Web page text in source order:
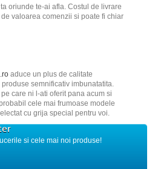
oriunde te-ai afla. Costul de livrare
valoarea comenzii si poate fi chiar
aduce un plus de calitate
semnificativ imbunatatita.
care ni l-ati oferit pana acum si
cele mai frumoase modele
cu grija special pentru voi.
si cele mai noi produse!